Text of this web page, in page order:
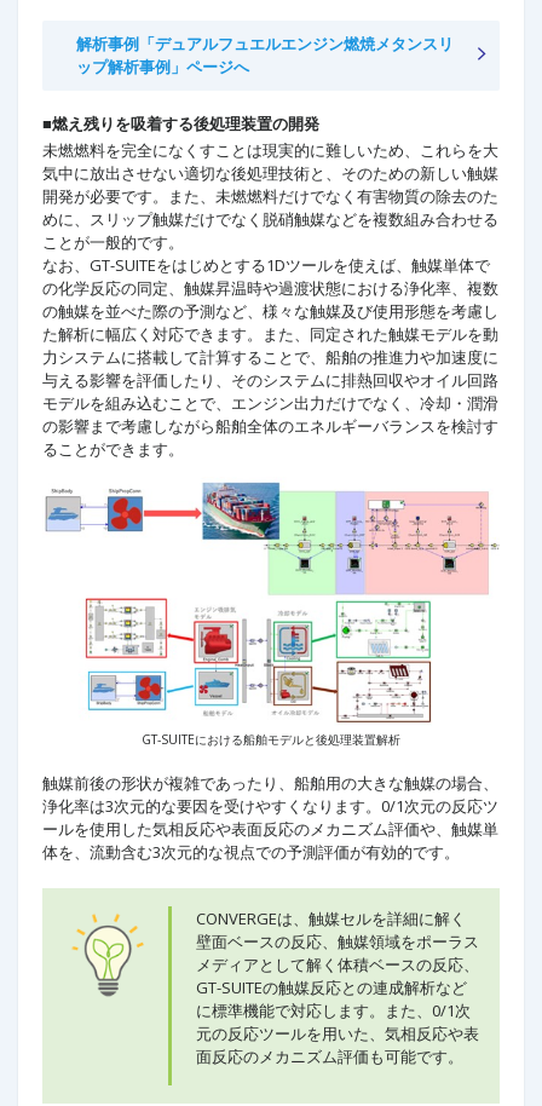
解析事例「デュアルフュエルエンジン燃焼メタンスリ
ップ解析事例」ページへ
■燃え残りを吸着する後処理装置の開発
未燃燃料を完全になくすことは現実的に難しいため、これらを大
気中に放出させない適切な後処理技術と、そのための新しい触媒
開発が必要です。また、未燃燃料だけでなく有害物質の除去のた
めに、スリップ触媒だけでなく脱硝触媒などを複数組み合わせる
ことが一般的です。
なお、GT-SUITEをはじめとする1Dツールを使えば、触媒単体で
の化学反応の同定、触媒昇温時や過渡状態における浄化率、複数
の触媒を並べた際の予測など、様々な触媒及び使用形態を考慮し
た解析に幅広く対応できます。また、同定された触媒モデルを動
力システムに搭載して計算することで、船舶の推進力や加速度に
与える影響を評価したり、そのシステムに排熱回収やオイル回路
モデルを組み込むことで、エンジン出力だけでなく、冷却・潤滑
の影響まで考慮しながら船舶全体のエネルギーバランスを検討す
ることができます。
GT-SUITEにおける船舶モデルと後処理装置解析
触媒前後の形状が複雑であったり、船舶用の大きな触媒の場合、
浄化率は3次元的な要因を受けやすくなります。0/1次元の反応ツ
ールを使用した気相反応や表面反応のメカニズム評価や、触媒単
体を、流動含む3次元的な視点での予測評価が有効的です。
CONVERGEは、触媒セルを詳細に解く
壁面ベースの反応、触媒領域をポーラス
メディアとして解く体積ベースの反応、
GT-SUITEの触媒反応との連成解析など
に標準機能で対応します。また、0/1次
元の反応ツールを用いた、気相反応や表
面反応のメカニズム評価も可能です。